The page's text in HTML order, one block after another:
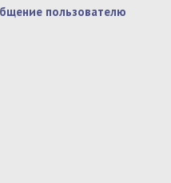
пользователю